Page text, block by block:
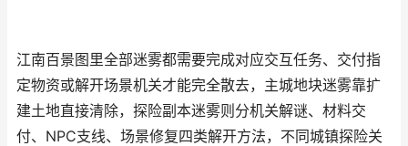
江南百景图里全部迷雾都需要完成对应交互任务、交付指
定物资或解开场景机关才能完全散去，主城地块迷雾靠扩
建土地直接清除，探险副本迷雾则分机关解谜、材料交
付、NPC支线、场景修复四类解开方法，不同城镇探险关